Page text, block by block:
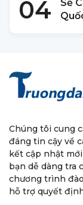
04
Sẽ
Chúng tôi cung
đáng tin cậy về
kết cập nhật
bạn dễ dàng tra
chương trình
hỗ trợ quyết